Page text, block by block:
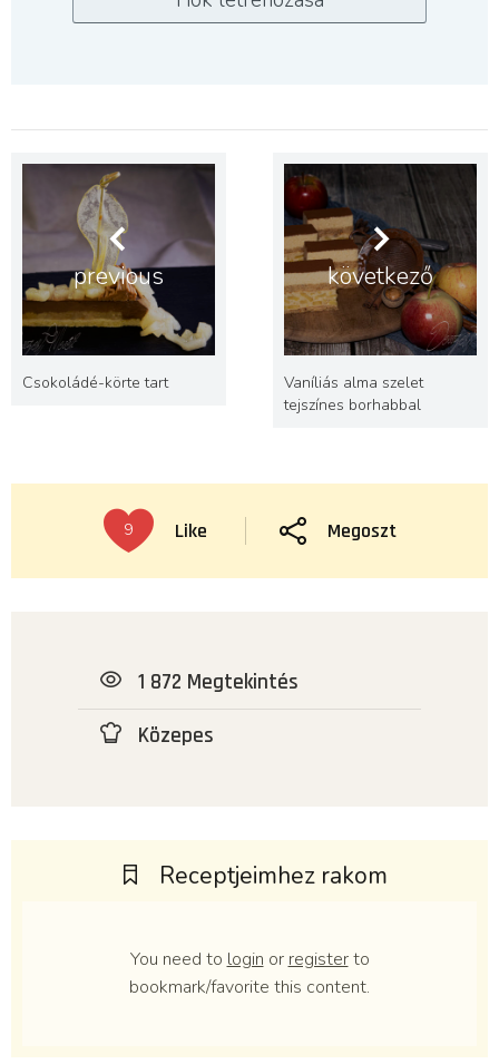
previous
Csokoládé-körte tart
következő
Vaníliás alma szelet
tejszínes borhabbal
9 Like Megoszt
1 872 Megtekintés
Közepes
Receptjeimhez rakom
You need to login or registerto
bookmark/favorite this content.